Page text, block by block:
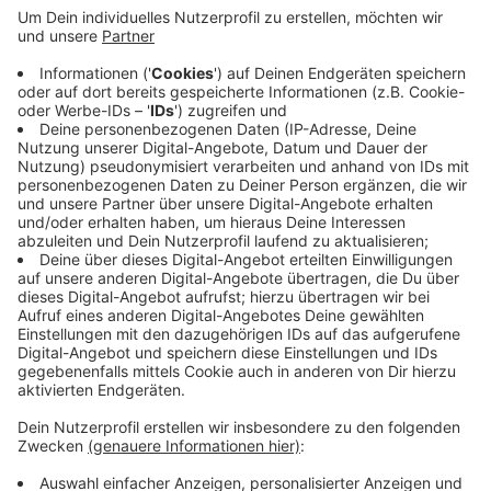
eine Schuldenfalle zu geraten sei bei diesen
Bei Zahlungen über Drittanbieter werde unter
Umständen sogar ein Kredit angeboten. Auch
Angaben zu Gebühren und Zinsen fehlen häufig. Die
Schuldnerberatungen machen sich unter anderem
für eine höhere finanzielle Gemeinbildung von
kleinauf stark.
Veröffentlicht:Montag, 10.06.2024 16:10
Anzeige
Anzeige